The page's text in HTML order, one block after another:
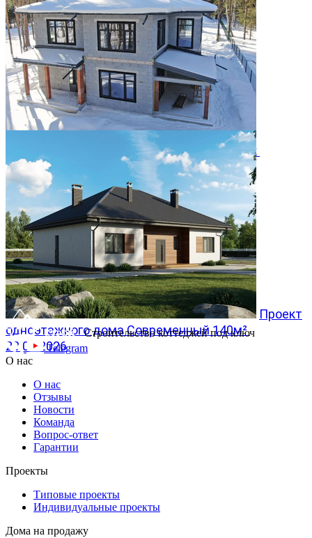
Двухэтажный дом 366м² в КП Заповедник
28.07.2026
Проект
одноэтажного дома Современный 140м²
20.07.2026
Строительство коттеджей под ключ
Telegram
О нас
О нас
Отзывы
Новости
Команда
Вопрос-ответ
Гарантии
Проекты
Типовые проекты
Индивидуальные проекты
Дома на продажу